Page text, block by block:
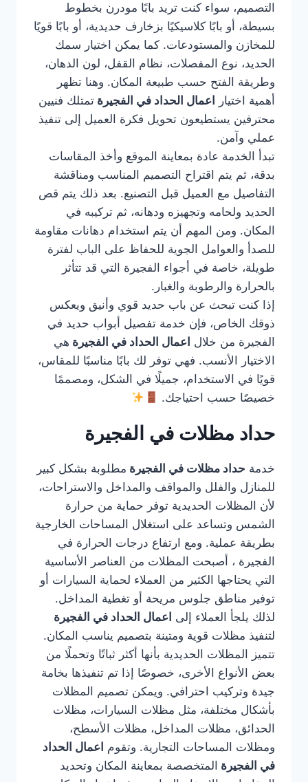
التصميم، سواء كنت تريد بابًا مودرن بخطوط
بسيطة، أو بابًا كلاسيكيًا بزخارف حديدية، أو بابًا قويًا
للمخازن والمستودعات. كما يمكن اختيار سمك
الحديد، نوع المفصلات، نظام القفل، لون الدهان،
وطريقة الفتح حسب طبيعة المكان. وهنا تظهر
أهمية اختيار
اعمال الحداد في الفجيرة تمتلك فنيين
محترفين يستطيعون تحويل فكرة العميل إلى تنفيذ
عملي وآمن.
تبدأ الخدمة عادة بمعاينة الموقع وأخذ المقاسات
بدقة، ثم يتم اقتراح التصميم المناسب ومناقشة
التفاصيل مع العميل قبل التصنيع. بعد ذلك يتم قص
الحديد ولحامه وتجهيزه ودهانه، ثم تركيبه في
المكان. ومن المهم أن يتم استخدام دهانات مقاومة
للصدأ والعوامل الجوية للحفاظ على الباب لفترة
طويلة، خاصة في أجواء الفجيرة التي قد تتأثر
بالحرارة والرطوبة والغبار.
إذا كنت تبحث عن باب حديد قوي وأنيق ويعكس
ذوقك الخاص، فإن خدمة تفصيل أبواب حديد في
الفجيرة من خلال اعمال الحداد في الفجيرة هي
الاختيار الأنسب. فهي توفر لك بابًا مناسبًا للمقاس،
قويًا في الاستخدام، جميلًا في الشكل، ومصممًا
خصيصًا حسب احتياجك.
حداد مظلات في الفجيرة
خدمة حداد مظلات في الفجيرة مطلوبة بشكل كبير
للمنازل والفلل والمواقف والمداخل والاستراحات،
لأن المظلات الحديدية توفر حماية من حرارة
الشمس وتساعد على استغلال المساحات الخارجية
بطريقة عملية. ومع ارتفاع درجات الحرارة في
الفجيرة ، أصبحت المظلات من العناصر الأساسية
التي يحتاجها الكثير من العملاء لحماية السيارات أو
توفير مناطق جلوس مريحة أو تغطية المداخل.
لذلك يلجأ العملاء إلى اعمال الحداد في الفجيرة
لتنفيذ مظلات قوية ومتينة بتصميم يناسب المكان.
تتميز المظلات الحديدية بأنها أكثر ثباتًا وتحملًا من
بعض الأنواع الأخرى، خصوصًا إذا تم تنفيذها بخامة
جيدة وتركيب احترافي. ويمكن تصميم المظلات
بأشكال مختلفة، مثل مظلات السيارات، مظلات
الحدائق، مظلات المداخل، مظلات الأسطح،
ومظلات المساحات التجارية. وتقوم اعمال الحداد
في الفجيرة المتخصصة بمعاينة المكان وتحديد